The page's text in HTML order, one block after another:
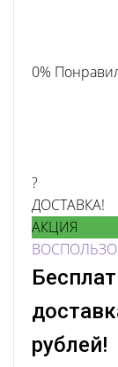
0%
?
ДОСТАВКА!
АКЦИЯ
рублей!